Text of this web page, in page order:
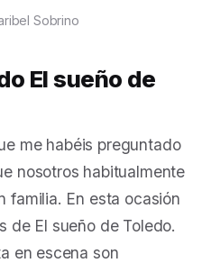
Sobrino
El sueño de
me habéis preguntado
nosotros habitualmente
familia. En esta ocasión
de El sueño de Toledo.
en escena son